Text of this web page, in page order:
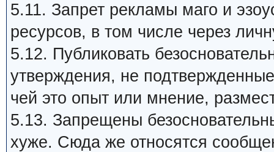
5.11. Запрет рекламы маго и
ресурсов, в том числе через
5.12. Публиковать
утверждения, не
чей это опыт или мнение,
5.13. Запрещены
хуже. Сюда же относятся